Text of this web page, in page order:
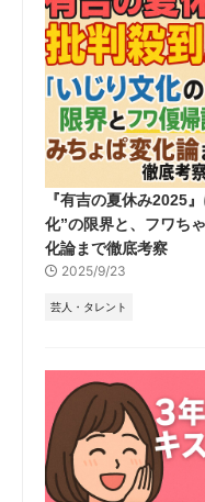
『有吉の夏休み2025
化”の限界と、フワち
化論まで徹底考察
2025/9/23
芸人・タレント